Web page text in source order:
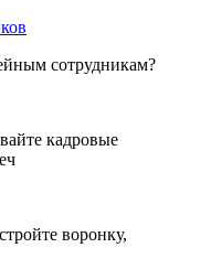
сотрудникам?
кадровые
воронку,